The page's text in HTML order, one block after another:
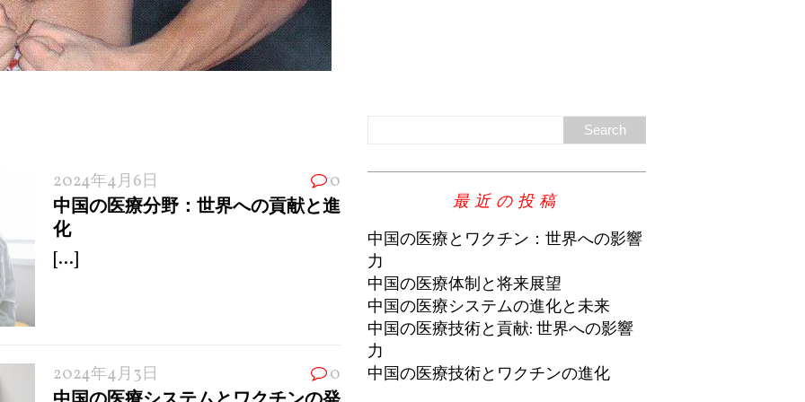
2024年4月6日 0
中国の医療分野：世界への貢献と進
化
[...]
2024年4月3日 0
中国の医療システムとワクチンの発
最近の投稿
中国の医療とワクチン：世界への影響
力
中国の医療体制と将来展望
中国の医療システムの進化と未来
中国の医療技術と貢献: 世界への影響
力
中国の医療技術とワクチンの進化